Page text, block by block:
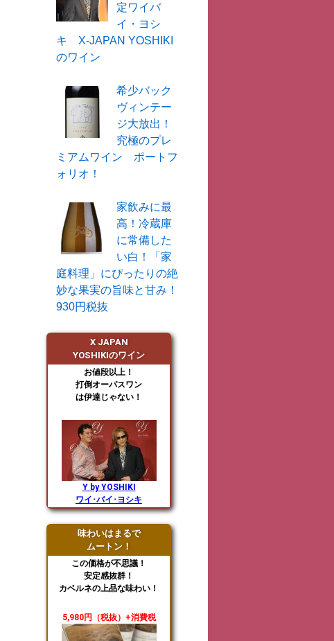
定ワイバ
イ・ヨシ
キ X-JAPAN YOSHIKI
のワイン
希少バック
ヴィンテー
ジ大放出！
究極のプレ
ミアムワイン ポートフ
ォリオ！
家飲みに最
高！冷蔵庫
に常備した
い白！「家
庭料理」にぴったりの絶
妙な果実の旨味と甘み！
930円税抜